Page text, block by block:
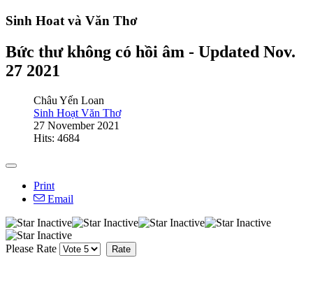
Sinh Hoat và Văn Thơ
Bức thư không có hồi âm - Updated Nov.
27 2021
Châu Yến Loan
Sinh Hoạt Văn Thơ
27 November 2021
Hits: 4684
Print
Email
Please Rate